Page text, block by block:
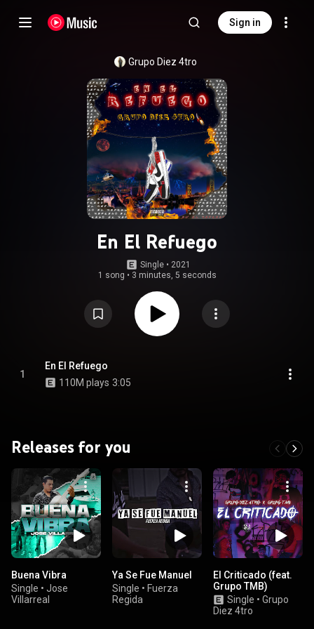
Sign in
Grupo Diez 4tro
En El Refuego
Single • 2021
1 song • 3 minutes, 5 seconds
1
En El Refuego
110M plays 3:05
Releases for you
Buena Vibra
Single • Jose
Villarreal
Ya Se Fue Manuel
Single • Fuerza
Regida
El Criticado (feat.
Grupo TMB)
Single • Grupo
Diez 4tro